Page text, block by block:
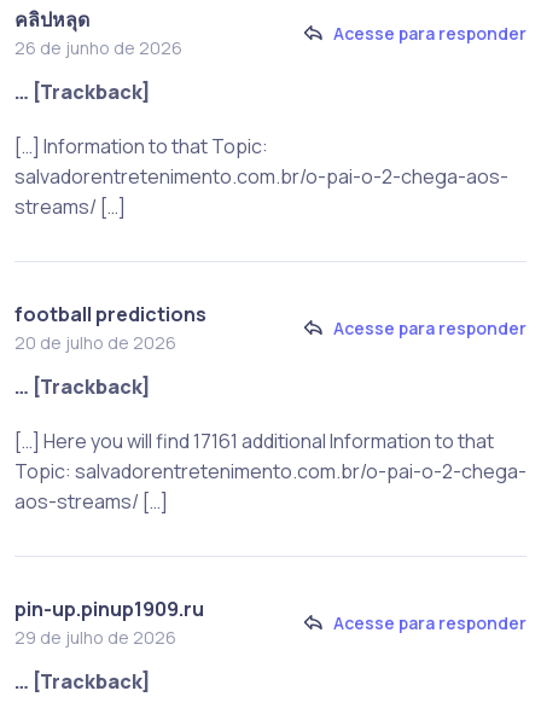
คลิปหลุด
26 de junho de 2026
Acesse para responder
… [Trackback]
[…] Information to that Topic:
salvadorentretenimento.com.br/o-pai-o-2-chega-aos-
streams/ […]
football predictions
20 de julho de 2026
Acesse para responder
… [Trackback]
[…] Here you will find 17161 additional Information to that
Topic: salvadorentretenimento.com.br/o-pai-o-2-chega-
aos-streams/ […]
pin-up.pinup1909.ru
29 de julho de 2026
Acesse para responder
… [Trackback]